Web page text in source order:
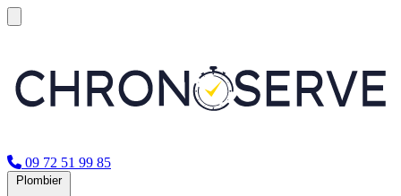
09 72 51 99 85
Plombier